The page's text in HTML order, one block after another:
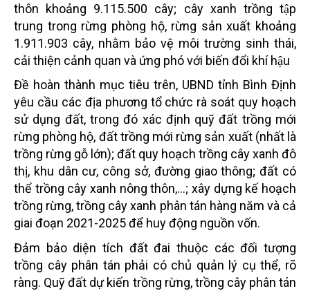
thôn khoảng 9.115.500 cây; cây xanh trồng tập
trung trong rừng phòng hộ, rừng sản xuất khoảng
1.911.903 cây, nhằm bảo vệ môi trường sinh thái,
cải thiện cảnh quan và ứng phó với biến đổi khí hậu
Đề hoàn thành mục tiêu trên, UBND tỉnh Bình Định
yêu cầu các địa phương tổ chức rà soát quy hoạch
sử dụng đất, trong đó xác định quỹ đất trồng mới
rừng phòng hộ, đất trồng mới rừng sản xuất (nhất là
trồng rừng gỗ lớn); đất quy hoạch trồng cây xanh đô
thị, khu dân cư, công sở, đường giao thông; đất có
thể trồng cây xanh nông thôn,…; xây dựng kế hoạch
trồng rừng, trồng cây xanh phân tán hàng năm và cả
giai đoạn 2021-2025 để huy động nguồn vốn.
Đảm bảo diện tích đất đai thuộc các đối tượng
trồng cây phân tán phải có chủ quản lý cụ thể, rõ
ràng. Quỹ đất dự kiến trồng rừng, trồng cây phân tán